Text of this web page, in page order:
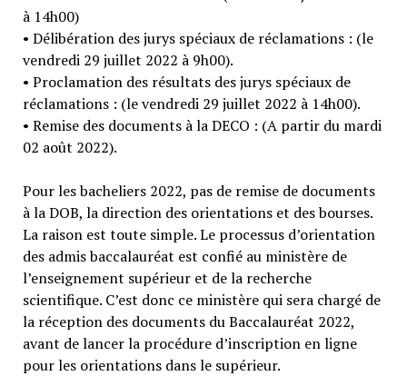
à 14h00)
• Délibération des jurys spéciaux de réclamations : (le
vendredi 29 juillet 2022 à 9h00).
• Proclamation des résultats des jurys spéciaux de
réclamations : (le vendredi 29 juillet 2022 à 14h00).
• Remise des documents à la DECO : (A partir du mardi
02 août 2022).
Pour les bacheliers 2022, pas de remise de documents
à la DOB, la direction des orientations et des bourses.
La raison est toute simple. Le processus d’orientation
des admis baccalauréat est confié au ministère de
l’enseignement supérieur et de la recherche
scientifique. C’est donc ce ministère qui sera chargé de
la réception des documents du Baccalauréat 2022,
avant de lancer la procédure d’inscription en ligne
pour les orientations dans le supérieur.